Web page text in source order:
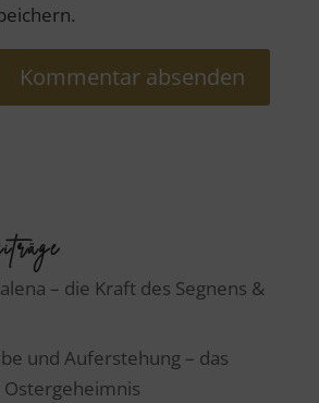
– die Kraft des Segnens &
und Auferstehung – das